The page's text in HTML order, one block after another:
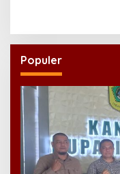
Populer